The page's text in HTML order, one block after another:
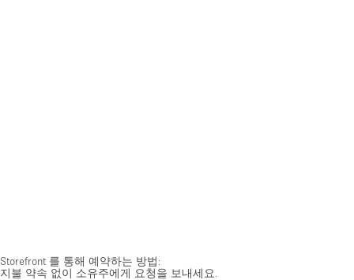
Storefront 를 통해 예약하는 방법:
지불 약속 없이 소유주에게 요청을 보내세요.